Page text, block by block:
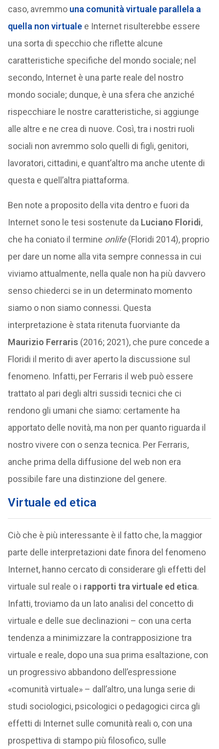
caso, avremmo una comunità virtuale parallela a
quella non virtualee Internet risulterebbe essere
una sorta di specchio che riflette alcune
caratteristiche specifiche del mondo sociale; nel
secondo, Internet è una parte reale del nostro
mondo sociale; dunque, è una sfera che anziché
rispecchiare le nostre caratteristiche, si aggiunge
alle altre e ne crea di nuove. Così, tra i nostri ruoli
sociali non avremmo solo quelli di figli, genitori,
lavoratori, cittadini, e quant’altro ma anche utente di
questa e quell’altra piattaforma.
Ben note a proposito della vita dentro e fuori da
Internet sono le tesi sostenute da Luciano Floridi,
che ha coniato il termine onlife(Floridi 2014), proprio
per dare un nome alla vita sempre connessa in cui
viviamo attualmente, nella quale non ha più davvero
senso chiederci se in un determinato momento
siamo o non siamo connessi. Questa
interpretazione è stata ritenuta fuorviante da
Maurizio Ferraris (2016; 2021), che pure concede a
Floridi il merito di aver aperto la discussione sul
fenomeno. Infatti, per Ferraris il web può essere
trattato al pari degli altri sussidi tecnici che ci
rendono gli umani che siamo: certamente ha
apportato delle novità, ma non per quanto riguarda il
nostro vivere con o senza tecnica. Per Ferraris,
anche prima della diffusione del web non era
possibile fare una distinzione del genere.
Virtuale ed etica
Ciò che è più interessante è il fatto che, la maggior
parte delle interpretazioni date finora del fenomeno
Internet, hanno cercato di considerare gli effetti del
virtuale sul reale o i rapporti tra virtuale ed etica.
Infatti, troviamo da un lato analisi del concetto di
virtuale e delle sue declinazioni – con una certa
tendenza a minimizzare la contrapposizione tra
virtuale e reale, dopo una sua prima esaltazione, con
un progressivo abbandono dell’espressione
«comunità virtuale» – dall’altro, una lunga serie di
studi sociologici, psicologici o pedagogici circa gli
effetti di Internet sulle comunità reali o, con una
prospettiva di stampo più filosofico, sulle